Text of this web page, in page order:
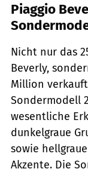
Piaggio
Nicht nur das
Beverly,
Million
Sondermodell
wesentliche
dunkelgraue
sowie
Akzente. Die